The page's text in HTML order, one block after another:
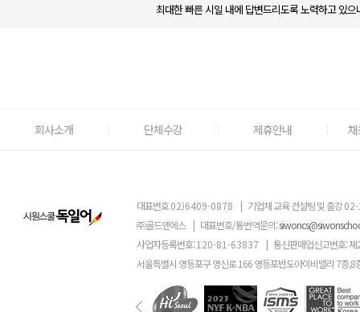
최대한 빠른 시일 내에 답변드리도록 노력하고 있
회사소개 단체수강 제휴안내
대표번호02)6409-0878 | 기업체 교육 컨설팅 및 출강
㈜골드앤에스 | 대표번호/통번역문의:
사업자등록번호:120-81-63837 | 통신판매업신고번호: 제
서울특별시 영등포구 영신로 166 영등포반도아이비밸리 7층,8